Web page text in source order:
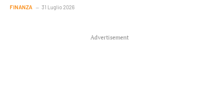
FINANZA 31 Luglio 2026
Advertisement